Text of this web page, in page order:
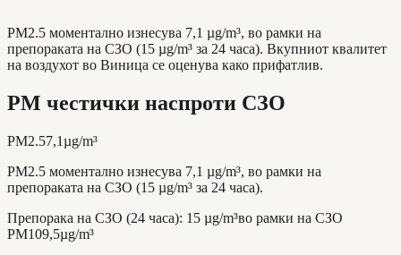
PM2.5 моментално изнесува 7,1 µg/m³, во рамки на
препораката на СЗО (15 µg/m³ за 24 часа). Вкупниот квалитет
на воздухот во Виница се оценува како прифатлив.
PM честички наспроти СЗО
PM2.57,1µg/m³
PM2.5 моментално изнесува 7,1 µg/m³, во рамки на
препораката на СЗО (15 µg/m³ за 24 часа).
Препорака на СЗО (24 часа): 15 µg/m³во рамки на СЗО
PM109,5µg/m³